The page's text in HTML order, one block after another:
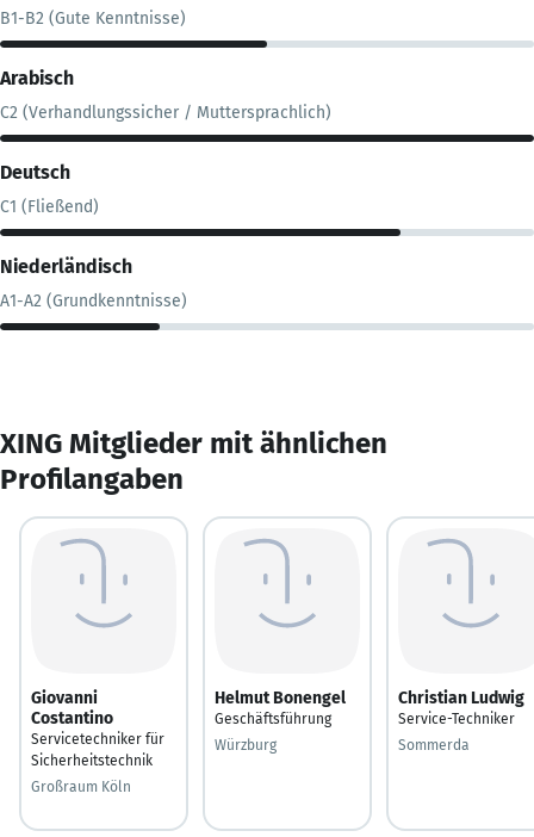
B1-B2 (Gute Kenntnisse)
Arabisch
C2 (Verhandlungssicher / Muttersprachlich)
Deutsch
C1 (Fließend)
Niederländisch
A1-A2 (Grundkenntnisse)
XING Mitglieder mit ähnlichen
Profilangaben
Giovanni
Costantino
Servicetechniker für
Sicherheitstechnik
Großraum Köln
Helmut Bonengel
Geschäftsführung
Würzburg
Christian Ludwig
Service-Techniker
Sommerda